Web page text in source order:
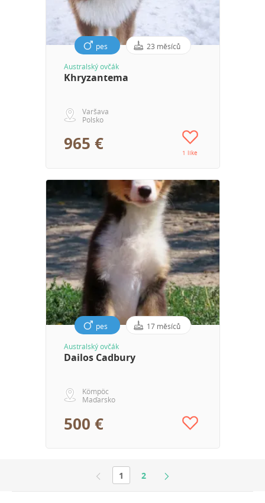
pes 23 měsíců
Australský ovčák
Khryzantema
Varšava
Polsko
965 € 1 like
pes 17 měsíců
Australský ovčák
Dailos Cadbury
Kömpöc
Maďarsko
500 €
1 2